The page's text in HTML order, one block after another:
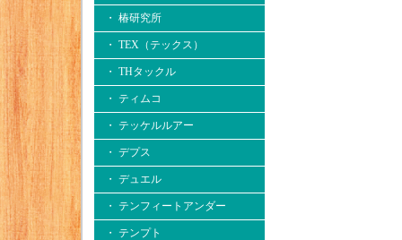
・ 椿研究所
・ TEX（テックス）
・ THタックル
・ ティムコ
・ テッケルルアー
・ デプス
・ デュエル
・ テンフィートアンダー
・ テンプト